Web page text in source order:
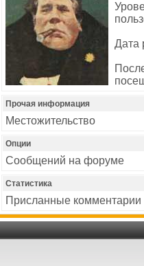
Дата
Прочая информация
Местожительство
Опции
Сообщений на форуме
Статистика
Присланные комментарии